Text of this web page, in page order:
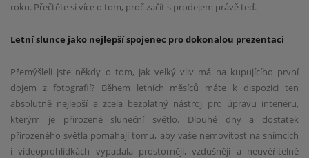
roku. Přečtěte si více o tom, proč začít s prodejem právě teď.
Letní slunce jako nejlepší spojenec pro dokonalou prezentaci
Přemýšleli jste někdy o tom, jak velký vliv má na kupujícího první
dojem z fotografií? Během letních měsíců máte k dispozici ten
absolutně nejlepší a zcela bezplatný nástroj pro úpravu interiéru,
kterým je přirozené sluneční světlo. Dlouhé dny a dostatek
přirozeného světla pomáhají tomu, aby vaše nemovitost na snímcích
i videoprohlídkách vypadala prostorněji, vzdušněji a neuvěřitelně